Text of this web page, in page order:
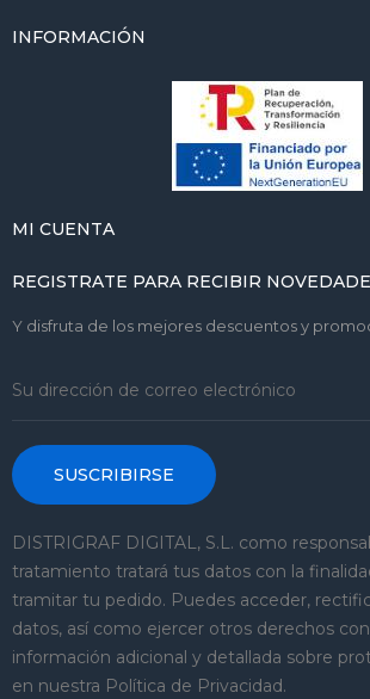
INFORMACIÓN
MI CUENTA
REGISTRATE PARA RECIBIR
Y disfruta de los mejores descuentos y
SUSCRIBIRSE
DISTRIGRAF DIGITAL, S.L. como
tratamiento tratará tus datos con la
tramitar tu pedido. Puedes acceder,
datos, así como ejercer otros derechos
información adicional y detallada sobre
en nuestra Política de Privacidad.